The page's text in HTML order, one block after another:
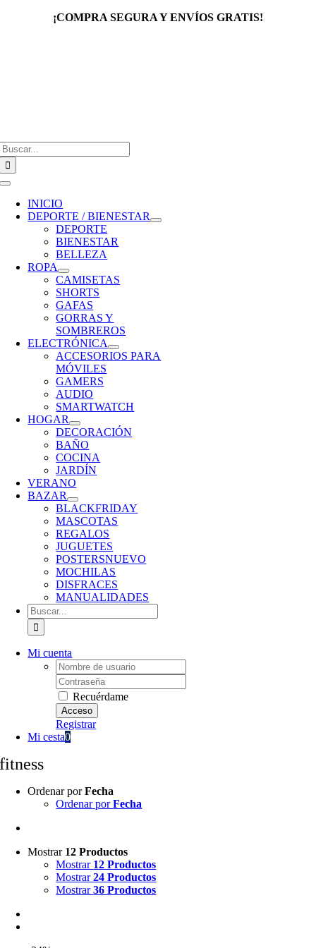
¡COMPRA SEGURA Y ENVÍOS GRATIS!
Toggle
Navigation
INICIO
DEPORTE / BIENESTAR
DEPORTE
BIENESTAR
BELLEZA
ROPA
CAMISETAS
SHORTS
GAFAS
GORRAS Y
SOMBREROS
ELECTRÓNICA
ACCESORIOS PARA
MÓVILES
GAMERS
AUDIO
SMARTWATCH
HOGAR
DECORACIÓN
BAÑO
COCINA
JARDÍN
VERANO
BAZAR
BLACKFRIDAY
MASCOTAS
REGALOS
JUGUETES
POSTERSNUEVO
MOCHILAS
DISFRACES
MANUALIDADES
Buscar:
Mi cuenta
Username:
Password:
Recuérdame
Registrar
Mi cesta0
fitness
Ordenar porFecha
Ordenar porFecha
Mostrar 12 Productos
Mostrar 12 Productos
Mostrar24 Productos
Mostrar36 Productos